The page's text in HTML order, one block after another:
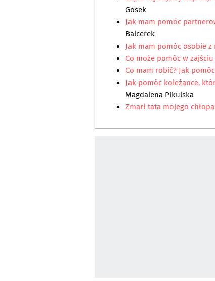
Gosek
Jak mam pomóc
Balcerek
Jak mam pomóc osobie z
Co może pomóc w
Co mam robić? Jak
Jak pomóc koleżance,
Magdalena Pikulska
Zmarł tata mojego